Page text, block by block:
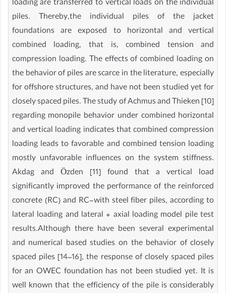
loading are transferred to vertical loads on the individual
piles. Thereby,the individual piles of the jacket
foundations are exposed to horizontal and vertical
combined loading, that is, combined tension and
compression loading. The effects of combined loading on
the behavior of piles are scarce in the literature, especially
for offshore structures, and have not been studied yet for
closely spaced piles. The study of Achmus and Thieken [10]
regarding monopile behavior under combined horizontal
and vertical loading indicates that combined compression
loading leads to favorable and combined tension loading
mostly unfavorable influences on the system stiffness.
Akdag and Özden [11] found that a vertical load
significantly improved the performance of the reinforced
concrete (RC) and RC-with steel fiber piles, according to
lateral loading and lateral + axial loading model pile test
results.Although there have been several experimental
and numerical based studies on the behavior of closely
spaced piles [14–16], the response of closely spaced piles
for an OWEC foundation has not been studied yet. It is
well known that the efficiency of the pile is considerably